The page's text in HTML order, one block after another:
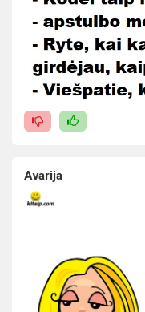
Avarija